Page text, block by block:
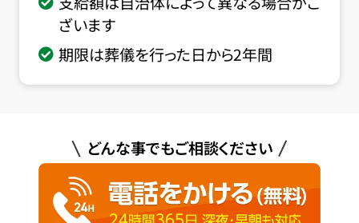
ざいます
期限は葬儀を行った日から2年間
どんな事でもご相談ください